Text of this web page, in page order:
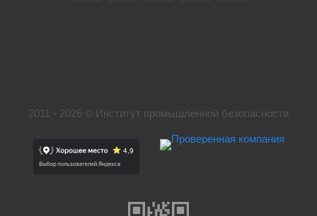
2011 - 2026 © Институт промышленной безопасности